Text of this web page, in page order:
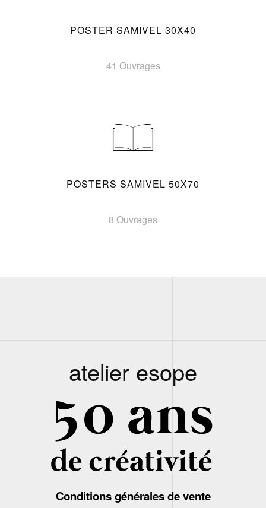
POSTER SAMIVEL 30X40
41 Ouvrages
POSTERS SAMIVEL 50X70
8 Ouvrages
atelier esope
Conditions générales de vente